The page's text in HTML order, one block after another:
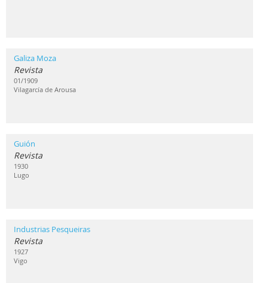
Galiza Moza
Revista
01/1909
Vilagarcía de Arousa
Guión
Revista
1930
Lugo
Industrias Pesqueiras
Revista
1927
Vigo